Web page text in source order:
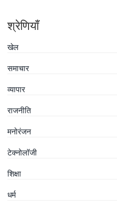
श्रेणियाँ
खेल
समाचार
व्यापार
राजनीति
मनोरंजन
टेक्नोलॉजी
शिक्षा
धर्म